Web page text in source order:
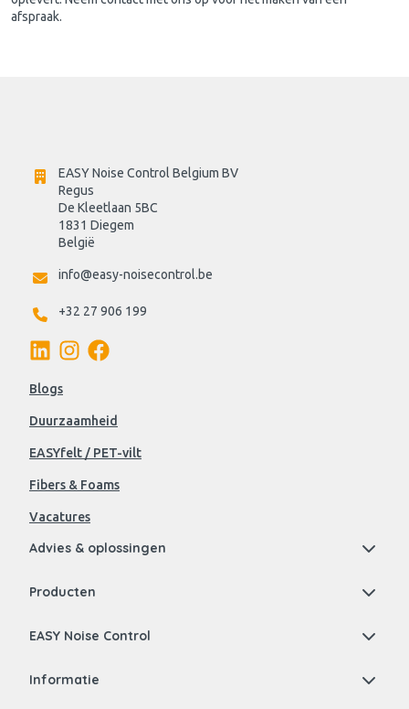
afspraak.
EASY Noise Control Belgium BV
Regus
De Kleetlaan 5BC
1831 Diegem
België
info@easy-noisecontrol.be
+32 27 906 199
Blogs
Duurzaamheid
EASYfelt / PET-vilt
Fibers & Foams
Vacatures
Advies & oplossingen
Producten
EASY Noise Control
Informatie